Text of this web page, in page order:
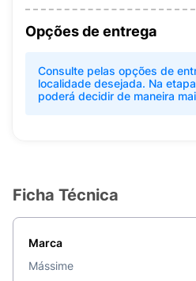
Opções de entrega
Consulte pelas opções de
localidade desejada. Na
poderá decidir de maneira
Ficha Técnica
Marca
Mássime